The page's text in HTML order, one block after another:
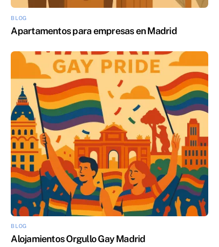
BLOG
Apartamentos para empresas en Madrid
BLOG
Alojamientos Orgullo Gay Madrid